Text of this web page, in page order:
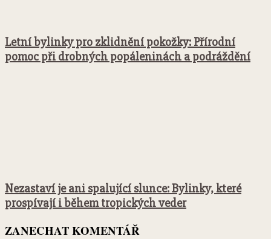
Letní bylinky pro zklidnění pokožky: Přírodní
pomoc při drobných popáleninách a podráždění
Nezastaví je ani spalující slunce: Bylinky, které
prospívají i během tropických veder
ZANECHAT KOMENTÁŘ